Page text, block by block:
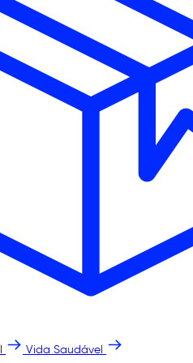
Vida Saudável